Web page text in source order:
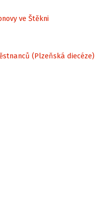
ve Štěkni
(Plzeňská diecéze)